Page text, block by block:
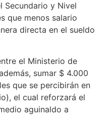
Secundario y Nivel
que menos salario
directa en el sueldo
el Ministerio de
sumar $ 4.000
que se percibirán en
el cual reforzará el
aguinaldo a